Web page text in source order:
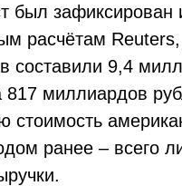
был
расчётам
составили 9,4
817 миллиардов
стоимость
ранее – всего